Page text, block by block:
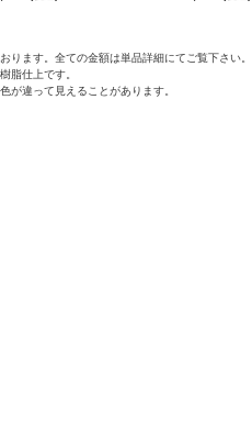
ります。全ての金額は単品詳細にてご覧下さい。
脂仕上です。
が違って見えることがあります。